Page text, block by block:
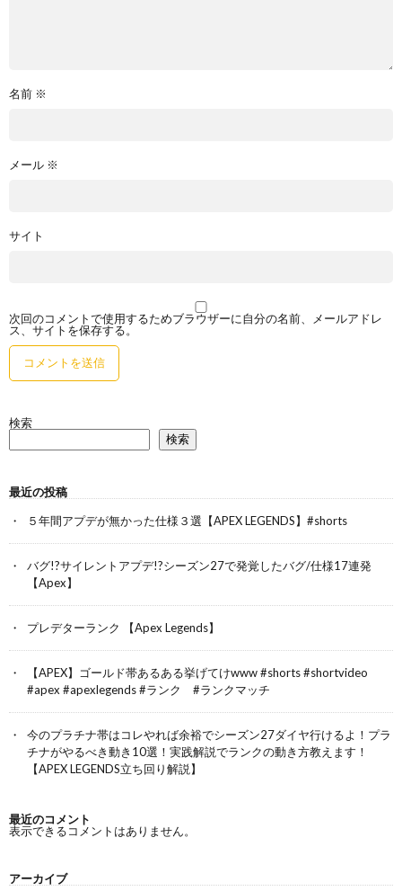
名前 ※
メール ※
サイト
次回のコメントで使用するためブラウザーに自分の名前、メールアドレ
ス、サイトを保存する。
検索
検索
最近の投稿
５年間アプデが無かった仕様３選【APEX LEGENDS】#shorts
バグ!?サイレントアプデ!?シーズン27で発覚したバグ/仕様17連発
【Apex】
プレデターランク 【Apex Legends】
【APEX】ゴールド帯あるある挙げてけwww #shorts #shortvideo
#apex #apexlegends #ランク #ランクマッチ
今のプラチナ帯はコレやれば余裕でシーズン27ダイヤ行けるよ！プラ
チナがやるべき動き10選！実践解説でランクの動き方教えます！
【APEX LEGENDS立ち回り解説】
最近のコメント
表示できるコメントはありません。
アーカイブ